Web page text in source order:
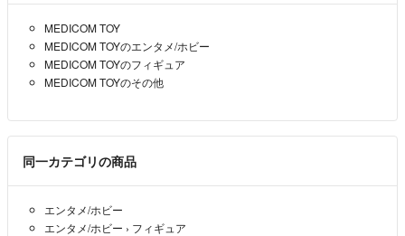
MEDICOM TOY
MEDICOM TOYのエンタメ/ホビー
MEDICOM TOYのフィギュア
MEDICOM TOYのその他
同一カテゴリの商品
エンタメ/ホビー
エンタメ/ホビー › フィギュア